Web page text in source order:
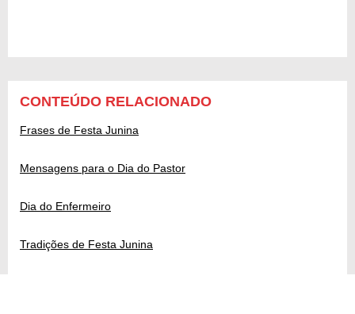
CONTEÚDO RELACIONADO
Frases de Festa Junina
Mensagens para o Dia do Pastor
Dia do Enfermeiro
Tradições de Festa Junina